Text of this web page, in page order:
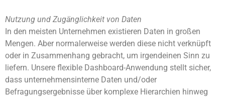
Nutzung und Zugänglichkeit von Daten
In den meisten Unternehmen existieren Daten in großen
Mengen. Aber normalerweise werden diese nicht verknüpft
oder in Zusammenhang gebracht, um irgendeinen Sinn zu
liefern. Unsere flexible Dashboard-Anwendung stellt sicher,
dass unternehmensinterne Daten und/oder
Befragungsergebnisse über komplexe Hierarchien hinweg